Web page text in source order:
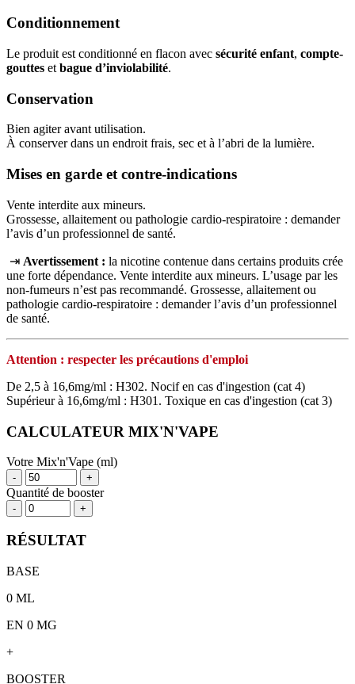
Conditionnement
Le produit est conditionné en flacon avec sécurité enfant, compte-
gouttes et bague d’inviolabilité.
Conservation
Bien agiter avant utilisation.
À conserver dans un endroit frais, sec et à l’abri de la lumière.
Mises en garde et contre-indications
Vente interdite aux mineurs.
Grossesse, allaitement ou pathologie cardio-respiratoire : demander
l’avis d’un professionnel de santé.
⇥ Avertissement : la nicotine contenue dans certains produits crée
une forte dépendance. Vente interdite aux mineurs. L’usage par les
non‑fumeurs n’est pas recommandé. Grossesse, allaitement ou
pathologie cardio‑respiratoire : demander l’avis d’un professionnel
de santé.
Attention : respecter les précautions d'emploi
De 2,5 à 16,6mg/ml : H302. Nocif en cas d'ingestion (cat 4)
Supérieur à 16,6mg/ml : H301. Toxique en cas d'ingestion (cat 3)
CALCULATEUR MIX'N'VAPE
Votre Mix'n'Vape (ml)
- +
Quantité de booster
- +
RÉSULTAT
BASE
0 ML
EN 0 MG
+
BOOSTER